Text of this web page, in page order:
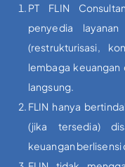
PT FLIN
penyedia
(restrukturisasi,
lembaga
langsung.
FLIN hanya
(jika tersedia)
keuangan berlisensi